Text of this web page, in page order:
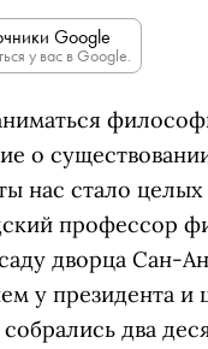
Google
у вас в Google.
о
нас стало
профессор
дворца Сан-
у президента
два